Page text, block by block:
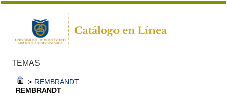
TEMAS
> REMBRANDT
REMBRANDT